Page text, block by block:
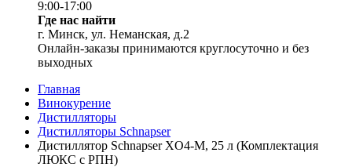
9:00-17:00
Где нас найти
г. Минск, ул. Неманская, д.2
Онлайн-заказы принимаются круглосуточно и без
выходных
Главная
Винокурение
Дистилляторы
Дистилляторы Schnapser
Дистиллятор Schnapser XO4-M, 25 л (Комплектация
ЛЮКС с РПН)